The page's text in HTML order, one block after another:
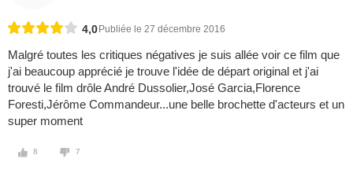
4,0 Publiée le 27 décembre 2016
Malgré toutes les critiques négatives je suis allée voir ce film que
j'ai beaucoup apprécié je trouve l'idée de départ original et j'ai
trouvé le film drôle André Dussolier,José Garcia,Florence
Foresti,Jérôme Commandeur...une belle brochette d'acteurs et un
super moment
8 7